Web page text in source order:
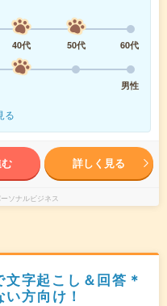
40代 50代
60代
男性
る
詳しく見る
ソナルビジネス
文字起こし＆回答＊
方向け！